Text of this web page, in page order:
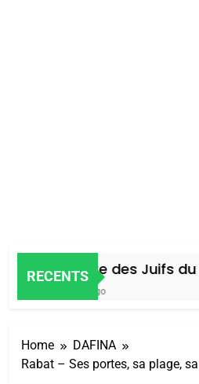
RECENTS
Histoire des Juifs du
Home
DAFINA
Rabat – Ses portes, sa plage,